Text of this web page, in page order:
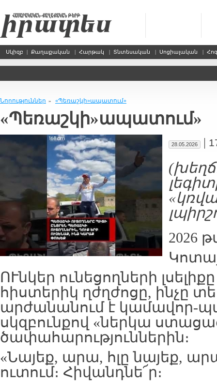
Սկիզբ | Քաղաքական | Հարթակ | Տնտեսական | Սոցիալական |
Նորություններ » «Պեռաշկի»ապատում»
«Պեռաշկի»ապատում»
28.05.2026 |
(
«
2026
ՈՒնկեր ունեցողների
հիստերիկ ղժղժոցը, ինչը
արժանանում է կամավոր-
սկզբունքով «ներկա
ծափահարություններին։
«Նայեք, արա, հլը նայեք,
ուտում։ Հիվանդնե՜ր։